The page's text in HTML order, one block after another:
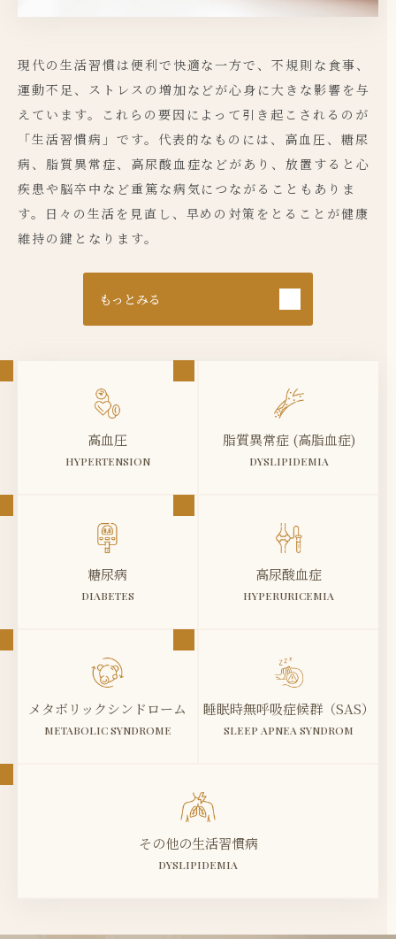
現代の生活習慣は便利で快適な一方で、不規則な食事、
運動不足、ストレスの増加などが心身に大きな影響を与
えています。これらの要因によって引き起こされるのが
「生活習慣病」です。代表的なものには、高血圧、糖尿
病、脂質異常症、高尿酸血症などがあり、放置すると心
疾患や脳卒中など重篤な病気につながることもありま
す。日々の生活を見直し、早めの対策をとることが健康
維持の鍵となります。
もっとみる
高血圧
HYPERTENSION
脂質異常症 (高脂血症)
DYSLIPIDEMIA
糖尿病
DIABETES
高尿酸血症
HYPERURICEMIA
メタボリックシンドローム
METABOLIC SYNDROME
睡眠時無呼吸症候群（SAS）
SLEEP APNEA SYNDROM
その他の生活習慣病
DYSLIPIDEMIA